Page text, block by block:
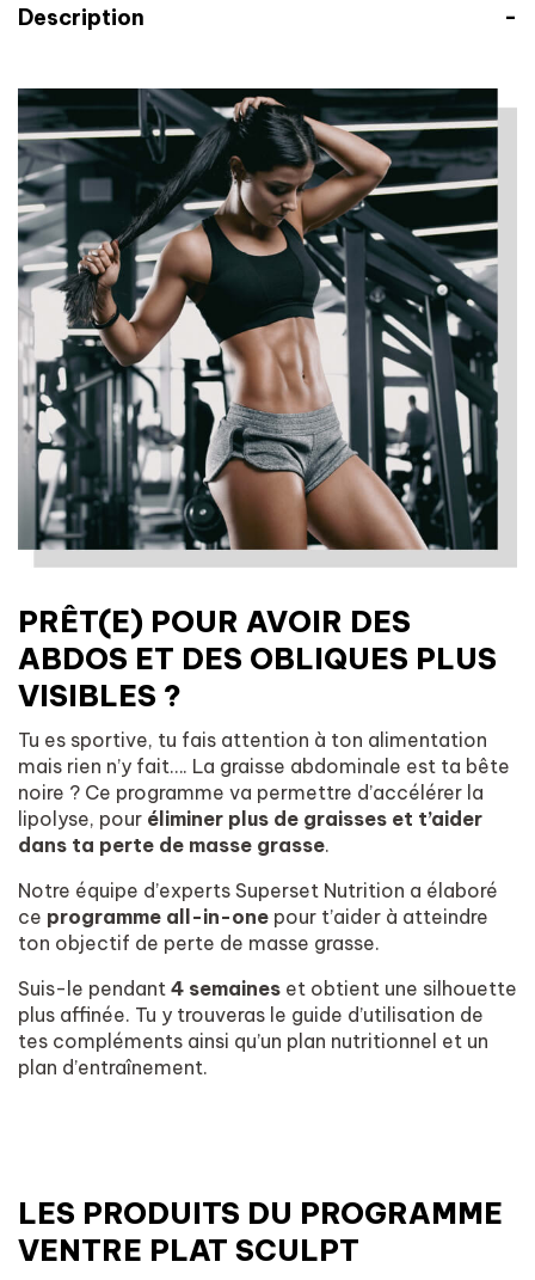
Description
PRÊT(E) POUR AVOIR DES
ABDOS ET DES OBLIQUES PLUS
VISIBLES ?
Tu es sportive, tu fais attention à ton alimentation
mais rien n’y fait…. La graisse abdominale est ta bête
noire ? Ce programme va permettre d’accélérer la
lipolyse, pour éliminer plus de graisses et t’aider
dans ta perte de masse grasse.
Notre équipe d’experts Superset Nutrition a élaboré
ce programme all-in-one pour t’aider à atteindre
ton objectif de perte de masse grasse.
Suis-le pendant 4 semaines et obtient une silhouette
plus affinée. Tu y trouveras le guide d’utilisation de
tes compléments ainsi qu’un plan nutritionnel et un
plan d’entraînement.
LES PRODUITS DU PROGRAMME
VENTRE PLAT SCULPT